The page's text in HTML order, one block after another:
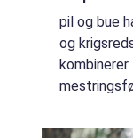
pil og bue
og
hektisk